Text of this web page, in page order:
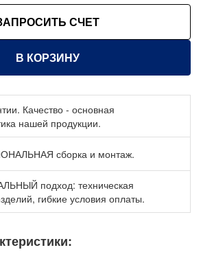
столов и рабочих мест ДВК
экраны WOKER ДВК
ДВК
ДВК
ДВК
Gresson
промышленных Gresson
дымоудаления и фильтрации
столы по индивидуальному
СЧЕТ
В КОРЗИНУ
Качество - основная
нашей продукции.
сборка и монтаж.
подход: техническая
гибкие условия оплаты.